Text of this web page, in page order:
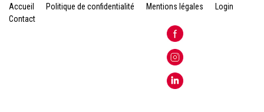
Accueil Politique de confidentialité Mentions légales
Login
Contact